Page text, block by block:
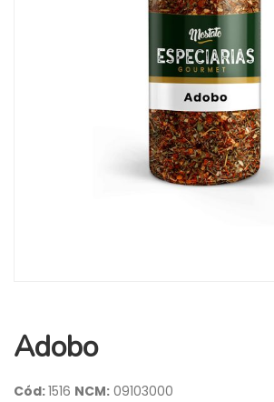
Adobo
Cód:1516 NCM: 09103000